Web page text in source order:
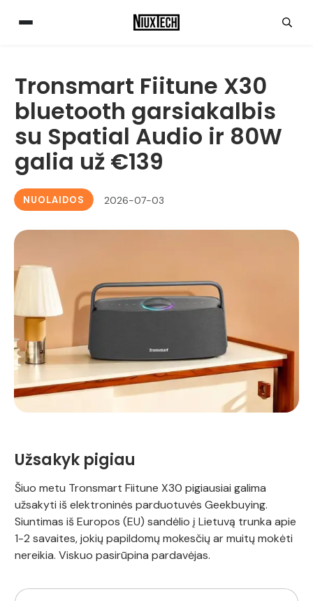
Tronsmart Fiitune X30
bluetooth garsiakalbis
su Spatial Audio ir 80W
galia už €139
NUOLAIDOS 2026-07-03
Užsakyk pigiau
Šiuo metu Tronsmart Fiitune X30 pigiausiai galima
užsakyti iš elektroninės parduotuvės Geekbuying.
Siuntimas iš Europos (EU) sandėlio į Lietuvą trunka apie
1-2 savaites, jokių papildomų mokesčių ar muitų mokėti
nereikia. Viskuo pasirūpina pardavėjas.